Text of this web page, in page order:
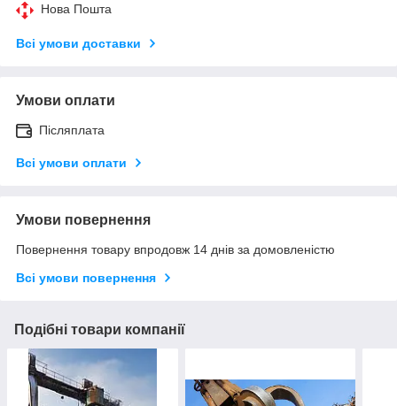
Нова Пошта
Всі умови доставки
Умови оплати
Післяплата
Всі умови оплати
Умови повернення
Повернення товару впродовж 14 днів за домовленістю
Всі умови повернення
Подібні товари компанії